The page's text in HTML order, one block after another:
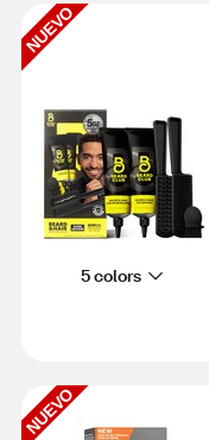
NUEVO
5 colors
NUEVO